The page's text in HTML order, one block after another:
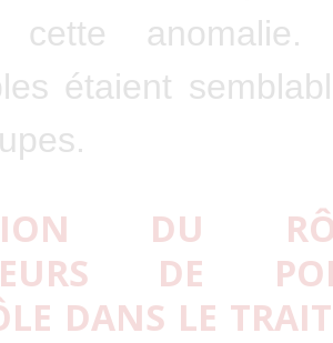
anomalie.
étaient
DU
DE
DANS LE